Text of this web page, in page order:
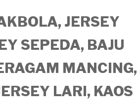
JERSEY
SEPEDA, BAJU
MANCING,
LARI, KAOS